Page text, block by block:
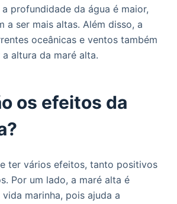
profundidade da água é maior,
a ser mais altas. Além disso, a
oceânicas e ventos também
altura da maré alta.
os efeitos da
ter vários efeitos, tanto positivos
Por um lado, a maré alta é
marinha, pois ajuda a